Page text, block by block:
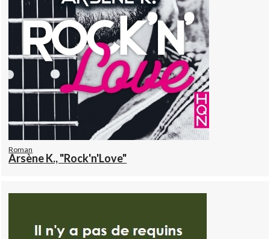
Roman
Arsène K., "Rock'n'Love"